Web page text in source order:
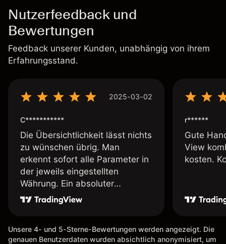
Nutzerfeedback und
Bewertungen
Feedback unserer Kunden, unabhängig von ihrem
Erfahrungsstand.
2025-03-02
C***********
Die Übersichtlichkeit lässt nichts
zu wünschen übrig. Man
erkennt sofort alle Parameter in
der jeweils eingestellten
Währung. Ein absoluter
Pluspunkt an dieser Stelle.
r******
Gute
View
kosten.
Unsere 4- und 5-Sterne-Bewertungen werden angezeigt. Die
genauen Benutzerdaten wurden absichtlich anonymisiert, um